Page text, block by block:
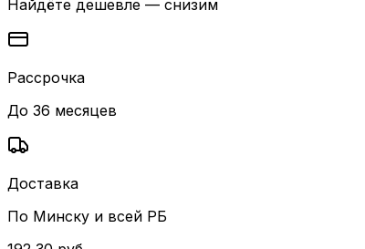
Найдёте дешевле — снизим
Рассрочка
До 36 месяцев
Доставка
По Минску и всей РБ